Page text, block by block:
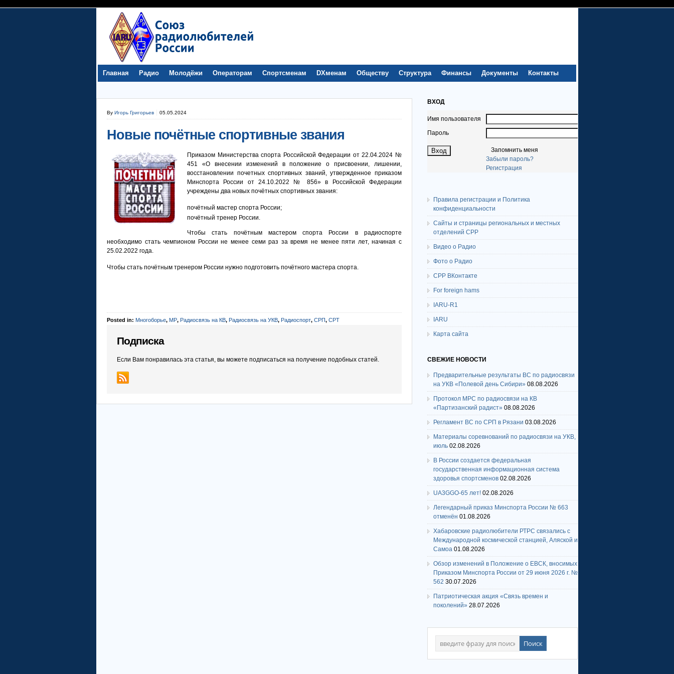
Главная Радио Молодёжи Операторам Спортсменам DXменам Обществу Структура Финансы Документы Контакты
By Игорь Григорьев 05.05.2024
Новые почётные спортивные звания
Приказом Министерства спорта Российской Федерации от 22.04.2024 №
451 «О внесении изменений в положение о присвоении, лишении,
восстановлении почетных спортивных званий, утвержденное приказом
Минспорта России от 24.10.2022 № 856» в Российской Федерации
учреждены два новых почётных спортивных звания:
почётный мастер спорта России;
почётный тренер России.
Чтобы стать почётным мастером спорта России в радиоспорте
необходимо стать чемпионом России не менее семи раз за время не менее пяти лет, начиная с
25.02.2022 года.
Чтобы стать почётным тренером России нужно подготовить почётного мастера спорта.
Posted in: Многоборье, МР, Радиосвязь на КВ, Радиосвязь на УКВ, Радиоспорт, СРП, СРТ
Подписка
Если Вам понравилась эта статья, вы можете подписаться на получение подобных статей.
ВХОД
Имя пользователя
Пароль
Запомнить меня
Забыли пароль?
Регистрация
Правила регистрации и Политика
конфиденциальности
Сайты и страницы региональных и местных
отделений СРР
Видео о Радио
Фото о Радио
СРР ВКонтакте
For foreign hams
IARU-R1
IARU
Карта сайта
СВЕЖИЕ НОВОСТИ
Предварительные результаты ВС по радиосвязи
на УКВ «Полевой день Сибири» 08.08.2026
Протокол МРС по радиосвязи на КВ
«Партизанский радист» 08.08.2026
Регламент ВС по СРП в Рязани 03.08.2026
Материалы соревнований по радиосвязи на УКВ,
июль 02.08.2026
В России создается федеральная
государственная информационная система
здоровья спортсменов 02.08.2026
UA3GGO-65 лет! 02.08.2026
Легендарный приказ Минспорта России № 663
отменён 01.08.2026
Хабаровские радиолюбители РТРС связались с
Международной космической станцией, Аляской и
Самоа 01.08.2026
Обзор изменений в Положение о ЕВСК, вносимых
Приказом Минспорта России от 29 июня 2026 г. №
562 30.07.2026
Патриотическая акция «Связь времен и
поколений» 28.07.2026